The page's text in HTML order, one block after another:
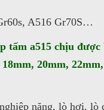
A516 Gr70S…
tấm a515 chịu
20mm,
nặng, lò hơi,